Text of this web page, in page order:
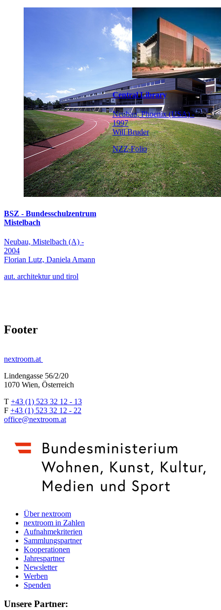
BSZ - Bundesschulzentrum
Mistelbach
Neubau, Mistelbach (A) -
2004
Florian Lutz, Daniela Amann
aut. architektur und tirol
Central Library
Neubau, Phoenix (USA) -
1997
Will Bruder
NZZ-Folio
Footer
nextroom.at
Lindengasse 56/2/20
1070 Wien, Österreich
T +43 (1) 523 32 12 - 13
F +43 (1) 523 32 12 - 22
office@nextroom.at
Über nextroom
nextroom in Zahlen
Aufnahmekriterien
Sammlungspartner
Kooperationen
Jahrespartner
Newsletter
Werben
Spenden
Unsere Partner: